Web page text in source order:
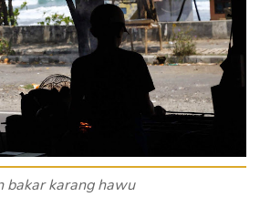
bakar karang hawu